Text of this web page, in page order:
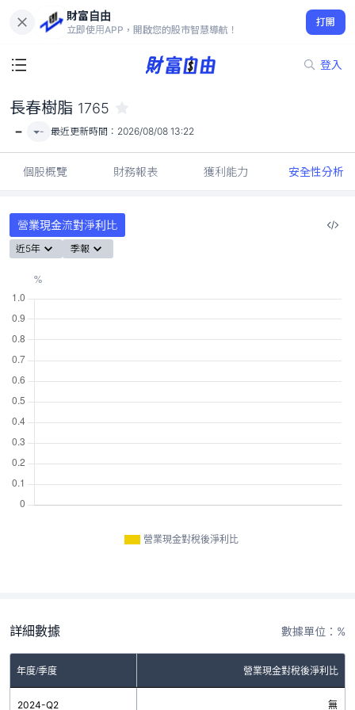
財富自由
立即使用APP，開啟您的股市智慧導航！
打開
登入
-
長春樹脂 1765
- - 最近更新時間： 2026/08/08 13:22
個股概覽 財務報表 獲利能力 安全性分析
營業現金流對淨利比
近5年 季報
營業現金對稅後淨利比
詳細數據 數據單位：%
年度/季度 營業現金對稅後淨利比
2024-Q2 無